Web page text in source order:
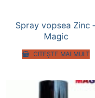
Spray vopsea Zinc
Magic
CITEȘTE MAI MULT